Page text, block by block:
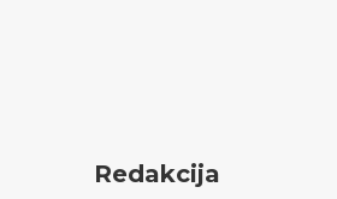
Redakcija